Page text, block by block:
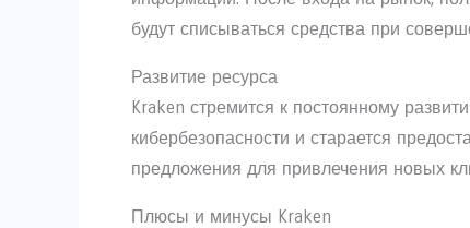
будут списываться средства при
Развитие ресурса
Kraken стремится к постоянному
кибербезопасности и старается
предложения для привлечения новых
Плюсы и минусы Kraken